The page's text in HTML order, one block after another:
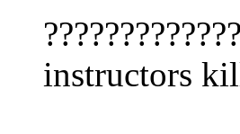
instructors